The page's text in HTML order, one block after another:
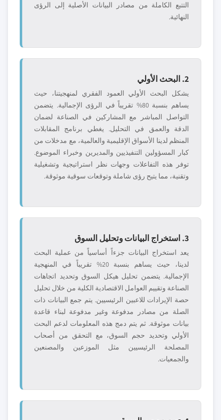
التتبع الكاملة من مصادر البيانات الأصلية إلى الرؤى
النهائية.
2. البحث الأولي
يشكل البحث الأولي العمود الفقري لمنهجيتنا، حيث
يساهم بنسبة 80% تقريباً في الرؤى الإجمالية. يتضمن
التواصل المباشر مع المشاركين في الصناعة لضمان
الدقة والعمق في التحليل. يغطي برنامج المقابلات
المنظم لدينا الأسواق الإقليمية والعالمية، مع مدخلات من
كبار المسؤولين التنفيذيين والمديرين وخبراء الموضوع.
توفر هذه التفاعلات وجهات نظر استراتيجية وتشغيلية
وتقنية، مما يتيح رؤى شاملة وتوقعات سوقية موثوقة.
3. استخراج البيانات وتحليل السوق
يعد استخراج البيانات جزءاً أساسياً من عملية البحث
لدينا، حيث يساهم بنسبة 20% تقريباً في المنهجية
الإجمالية. يتضمن تحليل هيكل السوق وتحديد اتجاهات
الصناعة وتقييم العوامل الاقتصادية الكلية من خلال تحليل
حصة الإيرادات للاعبين الرئيسيين. يتم جمع البيانات ذات
الصلة من مصادر مدفوعة وغير مدفوعة لبناء قاعدة
بيانات موثوقة. ثم يتم دمج هذه المعلومات لدعم البحث
الأولي وتحديد حجم السوق، مع التحقق من أصحاب
المصلحة الرئيسيين مثل الموزعين والمصنعين
والجمعيات.